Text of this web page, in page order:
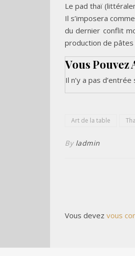
Le pad thaï
Il s’imposera
du dernier conflit
production de
Vous Pouvez
Il n’y a pas d’entrée
Art de la table
By ladmin
Vous devez vous